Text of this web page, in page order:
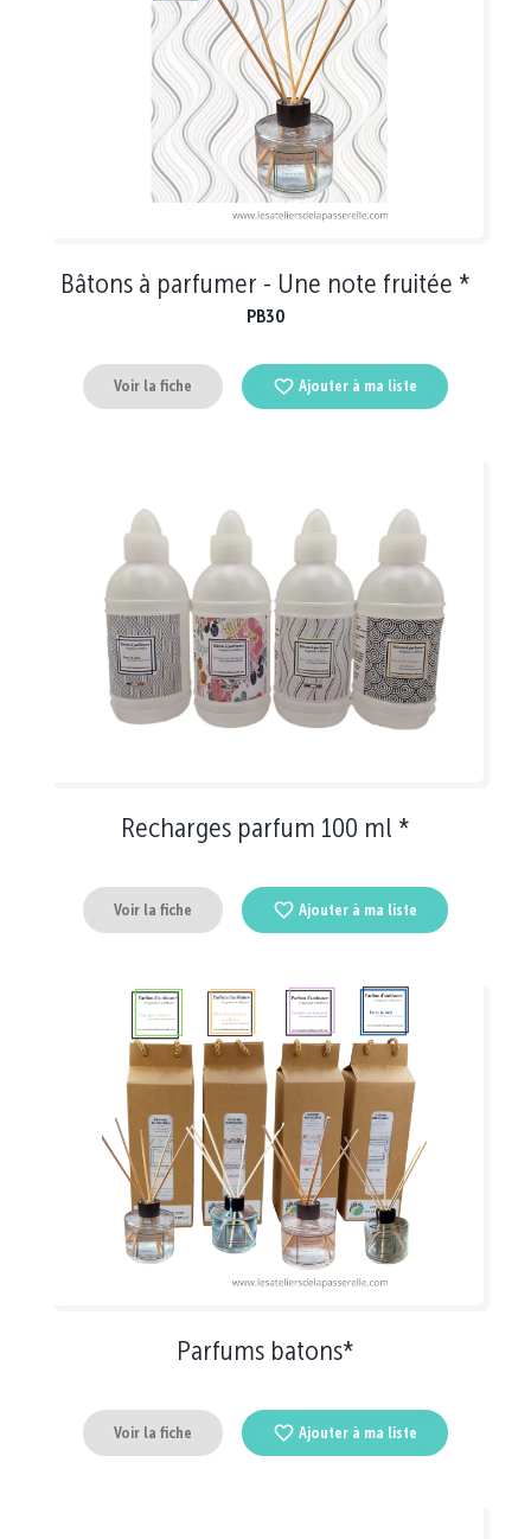
Bâtons à parfumer - Une note fruitée *
PB30
Voir la fiche Ajouter à ma liste
Recharges parfum 100 ml *
Voir la fiche Ajouter à ma liste
Parfums batons*
Voir la fiche Ajouter à ma liste